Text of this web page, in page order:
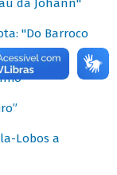
da Johann"
"Do Barroco
Lobos a